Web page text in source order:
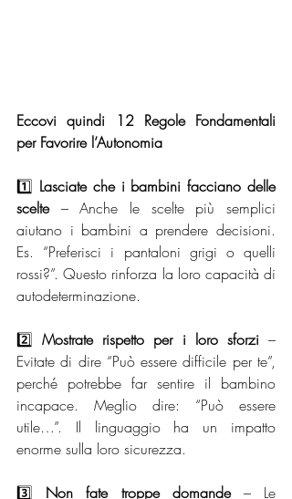
Eccovi quindi 12 Regole Fondamentali
per Favorire l’Autonomia
1️⃣ Lasciate che i bambini facciano delle
scelte – Anche le scelte più semplici
aiutano i bambini a prendere decisioni.
Es. “Preferisci i pantaloni grigi o quelli
rossi?”. Questo rinforza la loro capacità di
autodeterminazione.
2️⃣ Mostrate rispetto per i loro sforzi –
Evitate di dire “Può essere difficile per te”,
perché potrebbe far sentire il bambino
incapace. Meglio dire: “Può essere
utile…”. Il linguaggio ha un impatto
enorme sulla loro sicurezza.
3️⃣ Non fate troppe domande – Le